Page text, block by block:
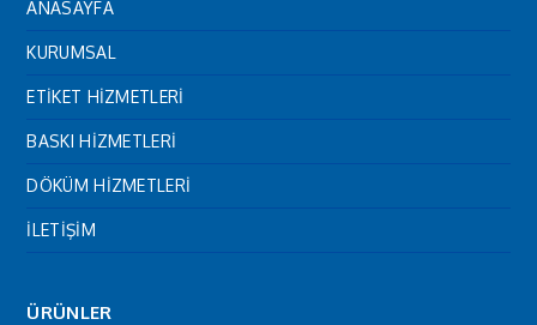
ANASAYFA
KURUMSAL
ETİKET HİZMETLERİ
BASKI HİZMETLERİ
DÖKÜM HİZMETLERİ
İLETİŞİM
ÜRÜNLER